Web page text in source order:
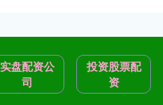
实盘配资公
司
投资股票配
资